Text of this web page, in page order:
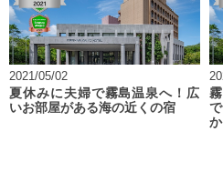
2021/05/02
夏休みに夫婦で霧島温泉へ！広
いお部屋がある海の近くの宿
か